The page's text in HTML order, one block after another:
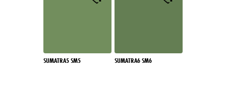
SUMATRA5 SM5 SUMATRA6 SM6